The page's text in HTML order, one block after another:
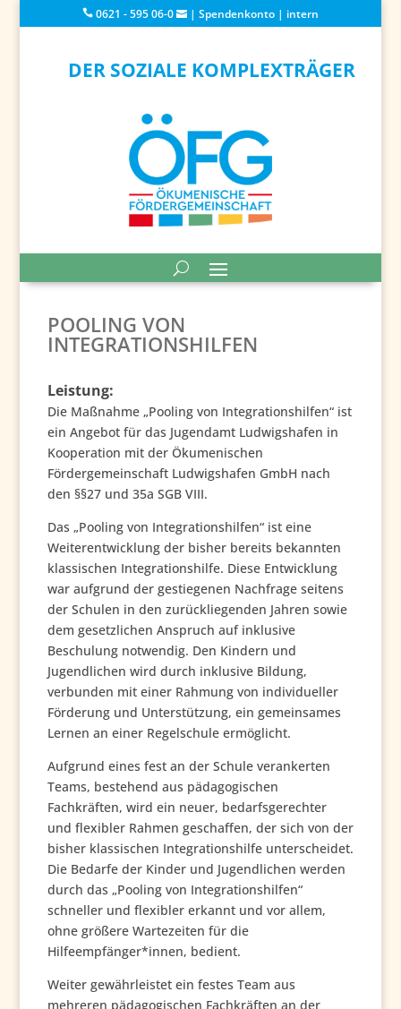
0621 - 595 06-0 | Spendenkonto| intern
DER SOZIALE KOMPLEXTRÄGER
POOLING VON
INTEGRATIONSHILFEN
Leistung:
Die Maßnahme „Pooling von Integrationshilfen“ ist
ein Angebot für das Jugendamt Ludwigshafen in
Kooperation mit der Ökumenischen
Fördergemeinschaft Ludwigshafen GmbH nach
den §§27 und 35a SGB VIII.
Das „Pooling von Integrationshilfen“ ist eine
Weiterentwicklung der bisher bereits bekannten
klassischen Integrationshilfe. Diese Entwicklung
war aufgrund der gestiegenen Nachfrage seitens
der Schulen in den zurückliegenden Jahren sowie
dem gesetzlichen Anspruch auf inklusive
Beschulung notwendig. Den Kindern und
Jugendlichen wird durch inklusive Bildung,
verbunden mit einer Rahmung von individueller
Förderung und Unterstützung, ein gemeinsames
Lernen an einer Regelschule ermöglicht.
Aufgrund eines fest an der Schule verankerten
Teams, bestehend aus pädagogischen
Fachkräften, wird ein neuer, bedarfsgerechter
und flexibler Rahmen geschaffen, der sich von der
bisher klassischen Integrationshilfe unterscheidet.
Die Bedarfe der Kinder und Jugendlichen werden
durch das „Pooling von Integrationshilfen“
schneller und flexibler erkannt und vor allem,
ohne größere Wartezeiten für die
Hilfeempfänger*innen, bedient.
Weiter gewährleistet ein festes Team aus
mehreren pädagogischen Fachkräften an der